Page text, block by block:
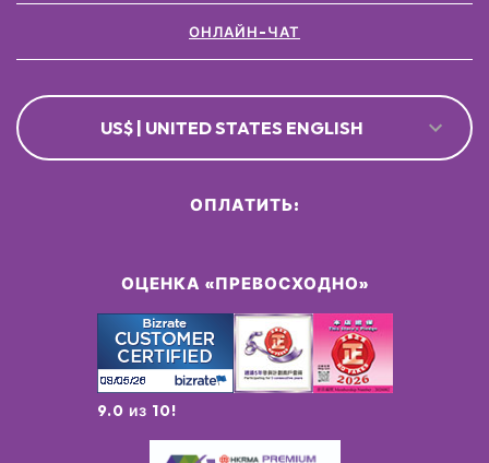
ОНЛАЙН-ЧАТ
US$ | UNITED STATES ENGLISH
ОЦЕНКА «ПРЕВОСХОДНО»
9.0 из 10!
ОПЛАТИТЬ: